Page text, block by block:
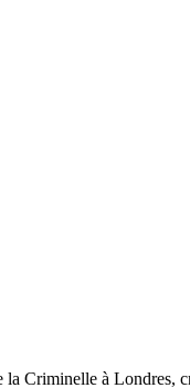
la Criminelle à